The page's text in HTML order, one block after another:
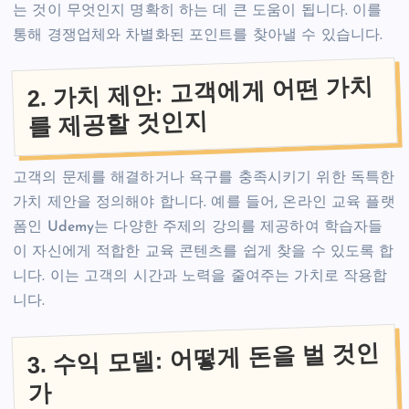
는 것이 무엇인지 명확히 하는 데 큰 도움이 됩니다. 이를
통해 경쟁업체와 차별화된 포인트를 찾아낼 수 있습니다.
2. 가치 제안: 고객에게 어떤 가치
를 제공할 것인지
고객의 문제를 해결하거나 욕구를 충족시키기 위한 독특한
가치 제안을 정의해야 합니다. 예를 들어, 온라인 교육 플랫
폼인 Udemy는 다양한 주제의 강의를 제공하여 학습자들
이 자신에게 적합한 교육 콘텐츠를 쉽게 찾을 수 있도록 합
니다. 이는 고객의 시간과 노력을 줄여주는 가치로 작용합
니다.
3. 수익 모델: 어떻게 돈을 벌 것인
가